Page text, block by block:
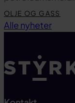
OLJE OG GASS
Alle nyheter